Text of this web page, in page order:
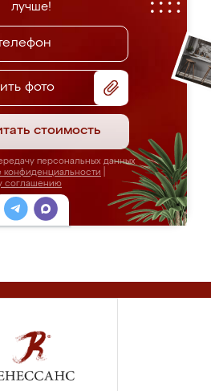
лучше!
фото
стоимость
персональных данных
конфиденциальности
соглашению